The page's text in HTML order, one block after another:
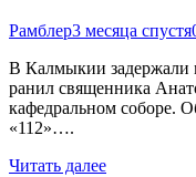
Рамблер3 месяца спустя
В Калмыкии задержали
ранил священника
кафедральном соборе.
«112»….
Читать далее